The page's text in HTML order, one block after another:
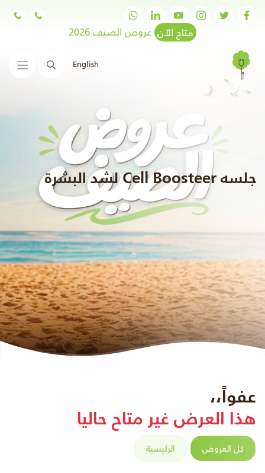
متاح الآن عروض الصيف 2026
English البحث
جلسه Cell Boosteer لشد البشرة
عفواً،،
هذا العرض غير متاح حاليا
كل العروض الرئيسية